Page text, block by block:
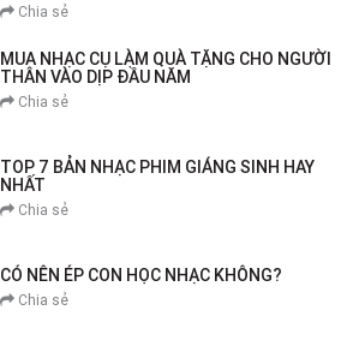
Chia sẻ
MUA NHẠC CỤ LÀM QUÀ TẶNG CHO NGƯỜI
THÂN VÀO DỊP ĐẦU NĂM
Chia sẻ
TOP 7 BẢN NHẠC PHIM GIÁNG SINH HAY
NHẤT
Chia sẻ
CÓ NÊN ÉP CON HỌC NHẠC KHÔNG?
Chia sẻ